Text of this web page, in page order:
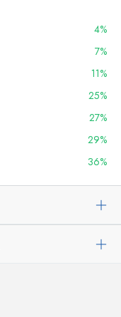
4%
7%
11%
25%
27%
29%
36%